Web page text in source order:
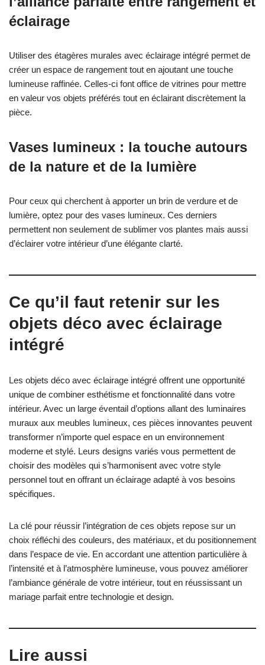
éclairage
Utiliser des étagères murales avec éclairage intégré permet de
créer un espace de rangement tout en ajoutant une touche
lumineuse raffinée. Celles-ci font office de vitrines pour mettre
en valeur vos objets préférés tout en éclairant discrètement la
pièce.
Vases lumineux : la touche autours
de la nature et de la lumière
Pour ceux qui cherchent à apporter un brin de verdure et de
lumière, optez pour des vases lumineux. Ces derniers
permettent non seulement de sublimer vos plantes mais aussi
d’éclairer votre intérieur d’une élégante clarté.
Ce qu’il faut retenir sur les
objets déco avec éclairage
intégré
Les objets déco avec éclairage intégré offrent une opportunité
unique de combiner esthétisme et fonctionnalité dans votre
intérieur. Avec un large éventail d’options allant des luminaires
muraux aux meubles lumineux, ces pièces innovantes peuvent
transformer n’importe quel espace en un environnement
moderne et stylé. Leurs designs variés vous permettent de
choisir des modèles qui s’harmonisent avec votre style
personnel tout en offrant un éclairage adapté à vos besoins
spécifiques.
La clé pour réussir l’intégration de ces objets repose sur un
choix réfléchi des couleurs, des matériaux, et du positionnement
dans l’espace de vie. En accordant une attention particulière à
l’intensité et à l’atmosphère lumineuse, vous pouvez améliorer
l’ambiance générale de votre intérieur, tout en réussissant un
mariage parfait entre technologie et design.
Lire aussi